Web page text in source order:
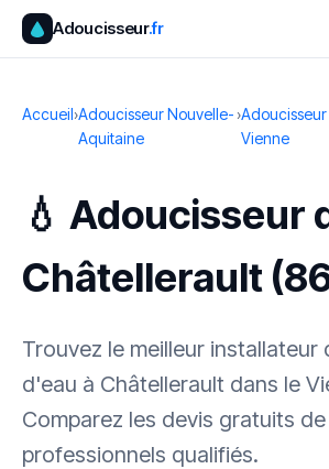
Adoucisseur.fr
Accueil›Adoucisseur Nouvelle-
Aquitaine
›Adoucisseur
Vienne
💧 Adoucisseur
Châtellerault
Trouvez le meilleur
d'eau à Châtellerault dans le
Comparez les devis gratuits de
professionnels qualifiés.